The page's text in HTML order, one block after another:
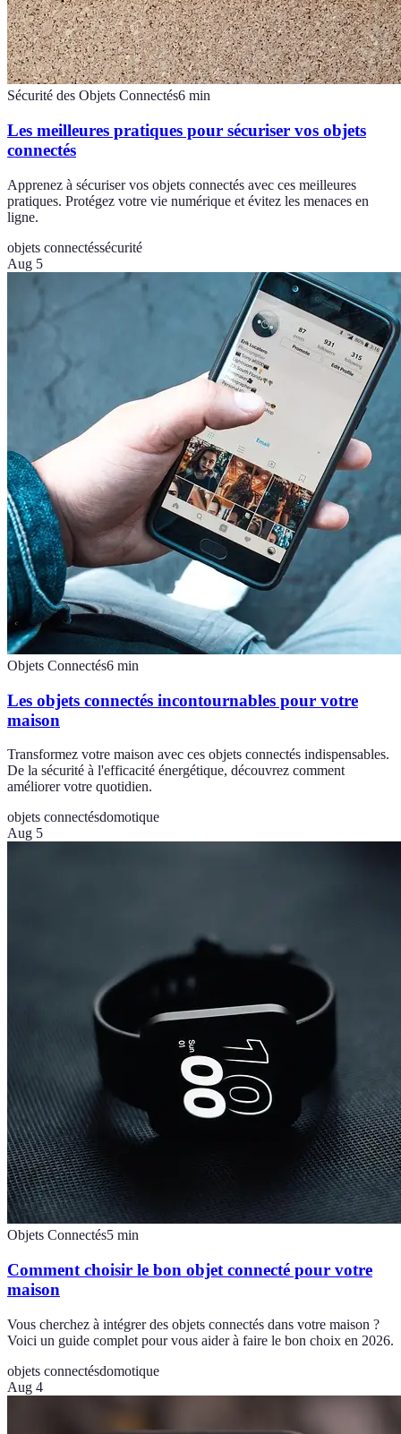
Sécurité des Objets Connectés6 min
Les meilleures pratiques pour sécuriser vos objets
connectés
Apprenez à sécuriser vos objets connectés avec ces meilleures
pratiques. Protégez votre vie numérique et évitez les menaces en
ligne.
objets connectéssécurité
Aug 5
Objets Connectés6 min
Les objets connectés incontournables pour votre
maison
Transformez votre maison avec ces objets connectés indispensables.
De la sécurité à l'efficacité énergétique, découvrez comment
améliorer votre quotidien.
objets connectésdomotique
Aug 5
Objets Connectés5 min
Comment choisir le bon objet connecté pour votre
maison
Vous cherchez à intégrer des objets connectés dans votre maison ?
Voici un guide complet pour vous aider à faire le bon choix en 2026.
objets connectésdomotique
Aug 4